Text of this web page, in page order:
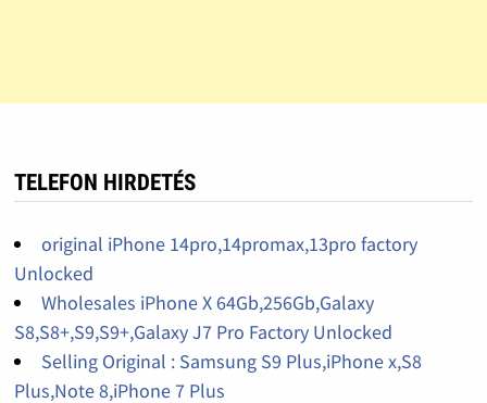
TELEFON HIRDETÉS
original iPhone 14pro,14promax,13pro factory
Unlocked
Wholesales iPhone X 64Gb,256Gb,Galaxy
S8,S8+,S9,S9+,Galaxy J7 Pro Factory Unlocked
Selling Original : Samsung S9 Plus,iPhone x,S8
Plus,Note 8,iPhone 7 Plus